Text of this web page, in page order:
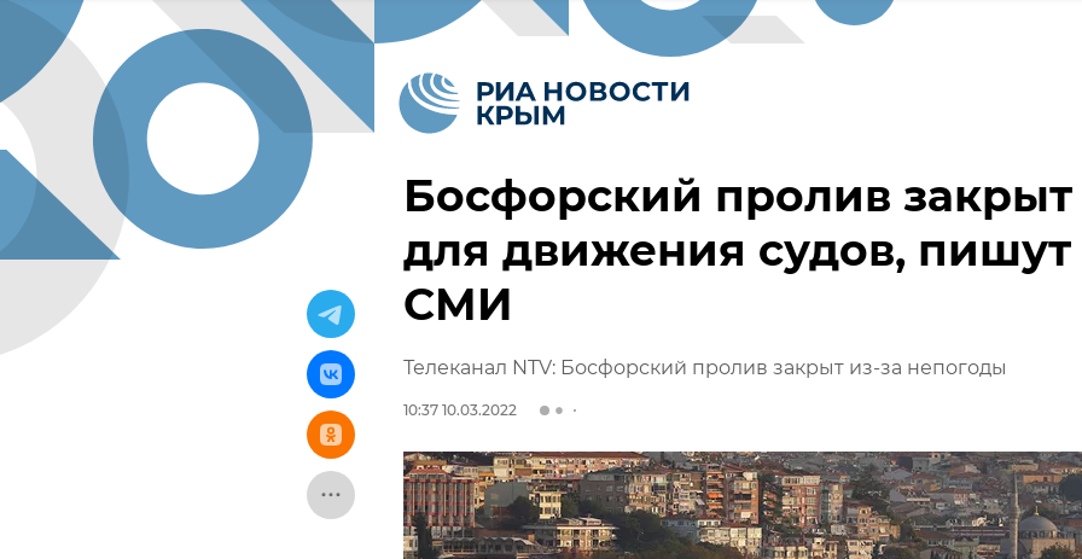
Босфорский пролив закрыт
для движения судов, пишут
СМИ
Телеканал NTV: Босфорский пролив закрыт из-за непогоды
10:37 10.03.2022